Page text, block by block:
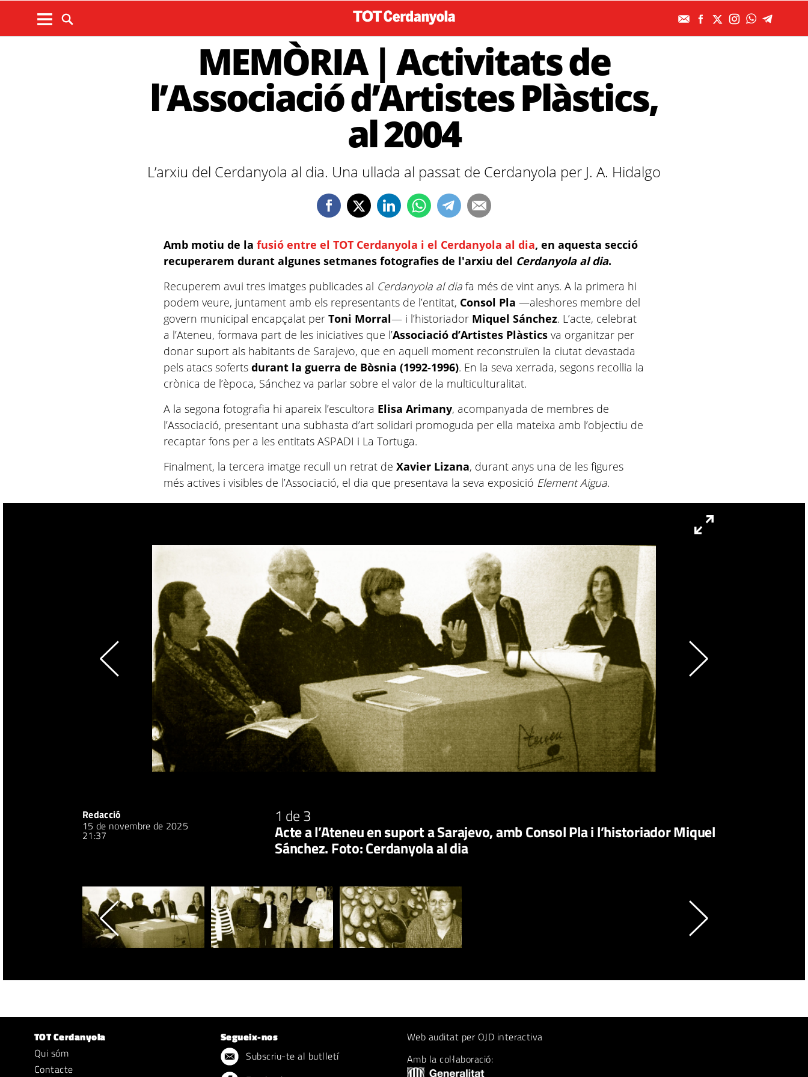
MEMÒRIA | Activitats de
l’Associació d’Artistes Plàstics,
al 2004
L’arxiu del Cerdanyola al dia. Una ullada al passat de Cerdanyola per J. A. Hidalgo
Amb motiu de la fusió entre el TOT Cerdanyola i el Cerdanyola al dia, en aquesta secció
recuperarem durant algunes setmanes fotografies de l'arxiu del Cerdanyola al dia.
Recuperem avui tres imatges publicades al Cerdanyola al dia fa més de vint anys. A la primera hi
podem veure, juntament amb els representants de l’entitat, Consol Pla —aleshores membre del
govern municipal encapçalat per Toni Morral— i l’historiador Miquel Sánchez. L’acte, celebrat
a l’Ateneu, formava part de les iniciatives que l’Associació d’Artistes Plàstics va organitzar per
donar suport als habitants de Sarajevo, que en aquell moment reconstruïen la ciutat devastada
pels atacs soferts durant la guerra de Bòsnia (1992-1996). En la seva xerrada, segons recollia la
crònica de l’època, Sánchez va parlar sobre el valor de la multiculturalitat.
A la segona fotografia hi apareix l’escultora Elisa Arimany, acompanyada de membres de
l’Associació, presentant una subhasta d’art solidari promoguda per ella mateixa amb l’objectiu de
recaptar fons per a les entitats ASPADI i La Tortuga.
Finalment, la tercera imatge recull un retrat de Xavier Lizana, durant anys una de les figures
més actives i visibles de l’Associació, el dia que presentava la seva exposició Element Aigua.
Redacció
15 de novembre de 2025
21:37
1 de 3
Acte a l’Ateneu en suport a Sarajevo, amb Consol Pla i l’historiador Miquel
Sánchez. Foto: Cerdanyola al dia
TOT Cerdanyola
Qui sóm
Contacte
Segueix-nos
Subscriu-te al butlletí
Web auditat per OJD interactiva
Amb la col·laboració: